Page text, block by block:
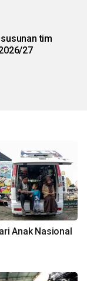
tim
27
Anak Nasional